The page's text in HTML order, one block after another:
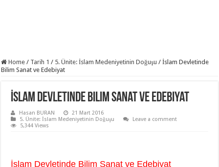
Home / Tarih 1 / 5. Ünite: İslam Medeniyetinin Doğuşu / İslam Devletinde
Bilim Sanat ve Edebiyat
İslam Devletinde Bilim Sanat ve Edebiyat
Hasan BURAN
21 Mart 2016
5. Ünite: İslam Medeniyetinin Doğuşu
Leave a comment
5,344 Views
İslam Devletinde Bilim Sanat ve Edebiyat